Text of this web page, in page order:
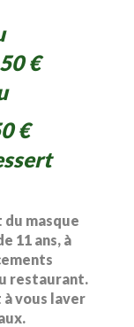
€
€
masque
11 ans, à
restaurant.
vous laver